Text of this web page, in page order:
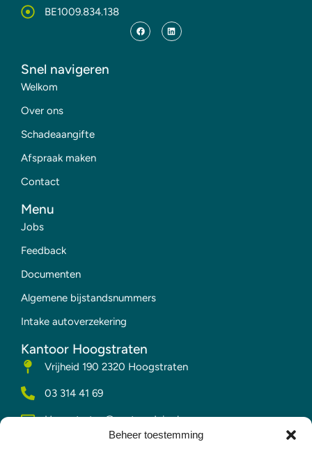
Beheer toestemming
BE1009.834.138
Snel navigeren
Welkom
Over ons
Schadeaangifte
Afspraak maken
Contact
Menu
Jobs
Feedback
Documenten
Algemene bijstandsnummers
Intake autoverzekering
Kantoor Hoogstraten
Vrijheid 190 2320 Hoogstraten
03 314 41 69
Hoogstraten@vesta-advies.be
Kantoor Merksplas